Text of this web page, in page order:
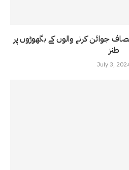
جوائن کرنے والوں کے بگھوڑوں پر
طنز
July 3,